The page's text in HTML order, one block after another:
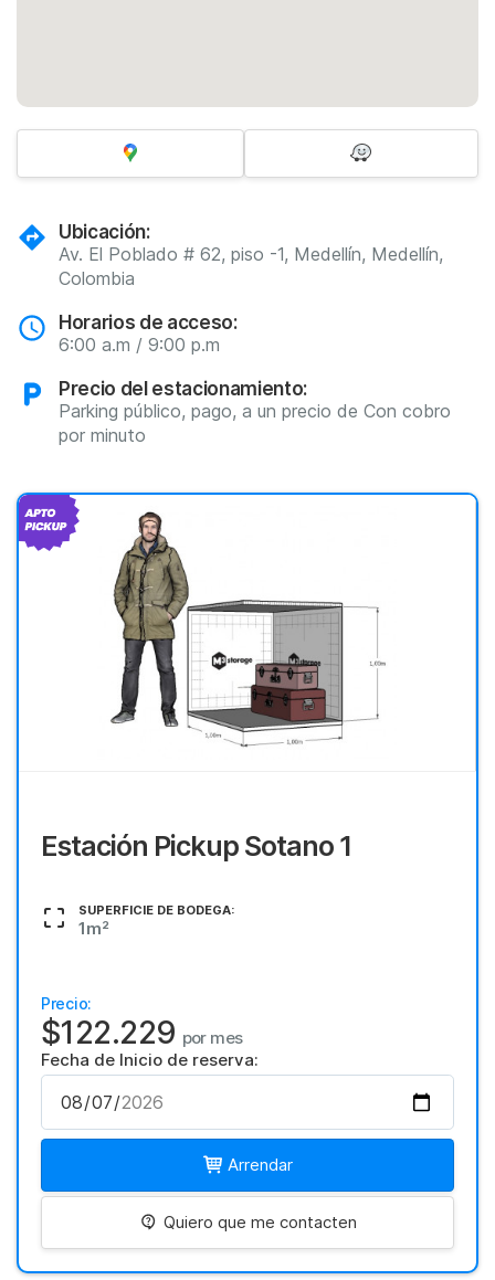
Ubicación:
Av. El Poblado # 62, piso -1, Medellín, Medellín,
Colombia
Horarios de acceso:
6:00 a.m / 9:00 p.m
Precio del estacionamiento:
Parking público, pago, a un precio de Con cobro
por minuto
Estación Pickup Sotano 1
Precio:
$122.229 por mes
Fecha de Inicio de reserva:
Arrendar
Quiero que me contacten
SUPERFICIE DE BODEGA:
1m²